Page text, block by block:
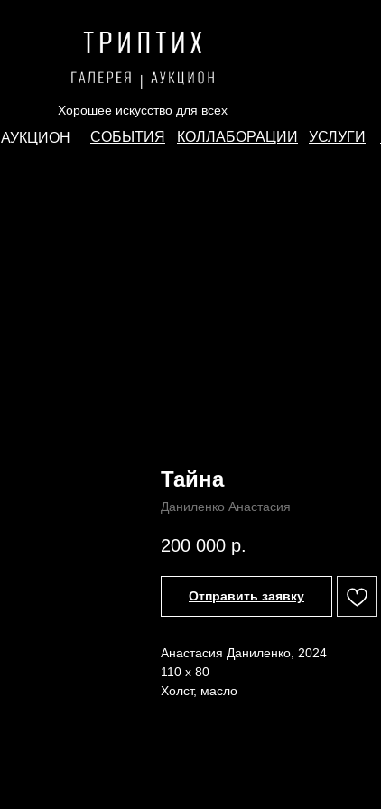
УСЛУГИ
СОБЫТИЯ КОЛЛАБОРАЦИИ
АУКЦИОН
Хорошее искусство для всех
Тайна
Даниленко Анастасия
200 000 р.
Отправить заявку
Анастасия Даниленко, 2024
110 х 80
Холст, масло